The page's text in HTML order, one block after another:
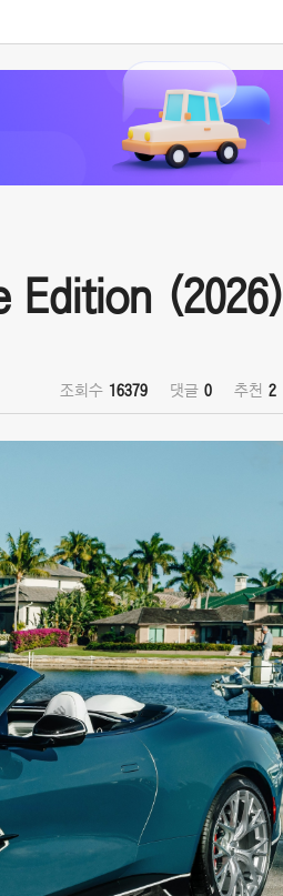
Edition (2026)
조회수 16379 댓글 0 추천 2